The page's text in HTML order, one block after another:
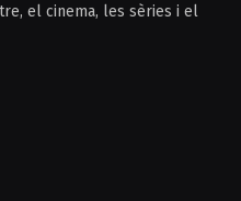
el cinema, les sèries i el